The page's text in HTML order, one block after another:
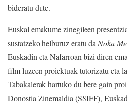
bideratu dute.
Euskal emakume zinegileen
sustatzeko helburuz eratu daNoka
Euskadin eta Nafarroan bizi diren
film luzeen proiektuak tutorizatu eta
Tabakalerak hartuko du bere gain
Donostia Zinemaldia (SSIFF),